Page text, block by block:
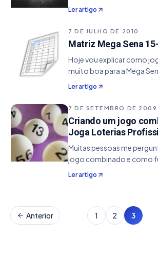
combinações possíveis.
um Pentium 4 HT 3.2 Ghz
memória .
divisão do arquivo de…
Ler artigo
7 DE JULHO DE 2010
Matriz Mega Sena
Hoje vou explicar como
muito boa para a Mega
Matriz 15-06-05-06 que
seria: 15 dezenas em 06,
pontos se cair 06 dezenas.
jogar 15…
Ler artigo
7 DE SETEMBRO DE 2009
Criando um jogo
Joga Loterias
Muitas pessoas me
jogo combinado e como
método. Pois bem , o jogo
mais é do que uma
assim o valor…
Ler artigo
Anterior 1 2 3